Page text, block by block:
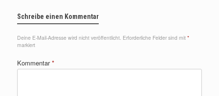
Schreibe einen Kommentar
Deine E-Mail-Adresse wird nicht veröffentlicht. Erforderliche Felder sind mit *
markiert
Kommentar*